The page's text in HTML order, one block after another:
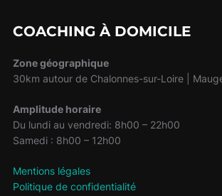
COACHING À DOMICILE
Zone géographique
30km autour de Chalonnes-sur-Loire |
Amplitude horaire
Du lundi au vendredi: 8h00 – 22h00
Samedi : 8h00 – 12h00
Mentions légales
Politique de confidentialité